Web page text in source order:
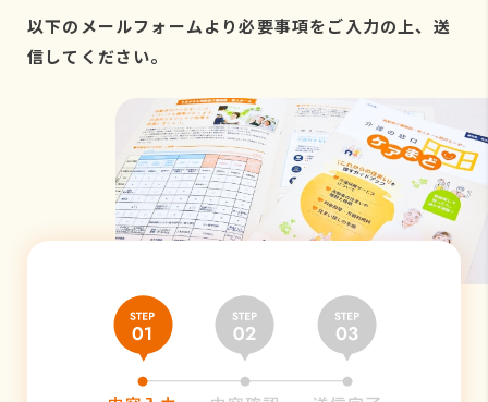
以下のメールフォームより必要事項をご入力の上、送
信してください。